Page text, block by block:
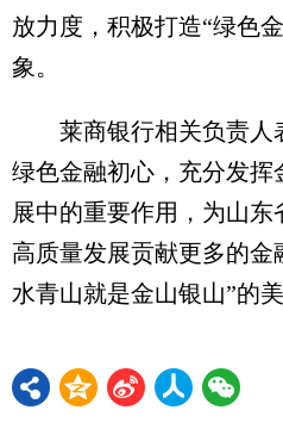
放力度，积极打造“绿色
象。
莱商银行相关负责人
绿色金融初心，充分发
展中的重要作用，为山
高质量发展贡献更多的金
水青山就是金山银山”的